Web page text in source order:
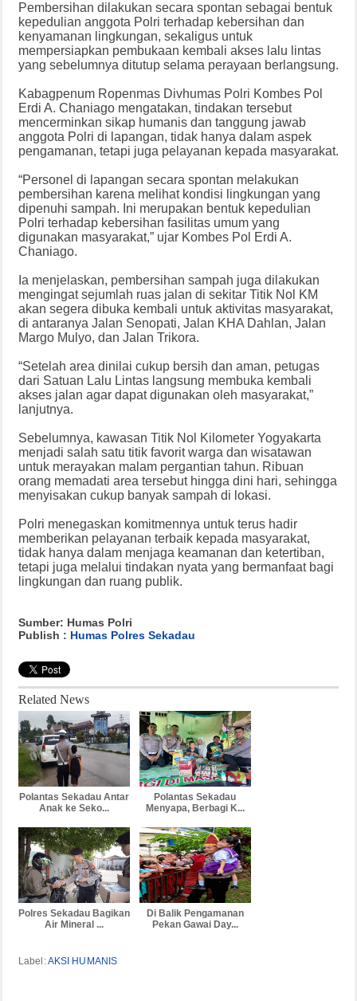
Pembersihan dilakukan secara spontan sebagai bentuk
kepedulian anggota Polri terhadap kebersihan dan
kenyamanan lingkungan, sekaligus untuk
mempersiapkan pembukaan kembali akses lalu lintas
yang sebelumnya ditutup selama perayaan berlangsung.
Kabagpenum Ropenmas Divhumas Polri Kombes Pol
Erdi A. Chaniago mengatakan, tindakan tersebut
mencerminkan sikap humanis dan tanggung jawab
anggota Polri di lapangan, tidak hanya dalam aspek
pengamanan, tetapi juga pelayanan kepada masyarakat.
“Personel di lapangan secara spontan melakukan
pembersihan karena melihat kondisi lingkungan yang
dipenuhi sampah. Ini merupakan bentuk kepedulian
Polri terhadap kebersihan fasilitas umum yang
digunakan masyarakat,” ujar Kombes Pol Erdi A.
Chaniago.
Ia menjelaskan, pembersihan sampah juga dilakukan
mengingat sejumlah ruas jalan di sekitar Titik Nol KM
akan segera dibuka kembali untuk aktivitas masyarakat,
di antaranya Jalan Senopati, Jalan KHA Dahlan, Jalan
Margo Mulyo, dan Jalan Trikora.
“Setelah area dinilai cukup bersih dan aman, petugas
dari Satuan Lalu Lintas langsung membuka kembali
akses jalan agar dapat digunakan oleh masyarakat,”
lanjutnya.
Sebelumnya, kawasan Titik Nol Kilometer Yogyakarta
menjadi salah satu titik favorit warga dan wisatawan
untuk merayakan malam pergantian tahun. Ribuan
orang memadati area tersebut hingga dini hari, sehingga
menyisakan cukup banyak sampah di lokasi.
Polri menegaskan komitmennya untuk terus hadir
memberikan pelayanan terbaik kepada masyarakat,
tidak hanya dalam menjaga keamanan dan ketertiban,
tetapi juga melalui tindakan nyata yang bermanfaat bagi
lingkungan dan ruang publik.
Sumber: Humas Polri
Publish : Humas Polres Sekadau
Related News
Polantas Sekadau Antar
Anak ke Seko...
Polantas Sekadau
Menyapa, Berbagi K...
Polres Sekadau Bagikan
Air Mineral ...
Di Balik Pengamanan
Pekan Gawai Day...
Label:AKSI HUMANIS